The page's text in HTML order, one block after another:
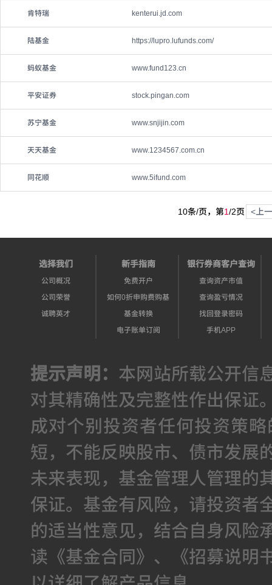
肯特瑞 kenterui.jd.com
陆基金 https://lupro.lufunds.com/
蚂蚁基金 www.fund123.cn
平安证券 stock.pingan.com
苏宁基金 www.snjijin.com
天天基金 www.1234567.com.cn
同花顺 www.5ifund.com
10条/页，第1/2页 <上
选择我们
公司概况
公司荣誉
诚聘英才
新手指南
免费开户
如何0折申购费购基
基金转换
电子账单订阅
银行券商客户查询
查询资产市值
查询盈亏情况
找回登录密码
手机APP
提示声明： 本网站所载公开信
对其精确性及完整性作出保证
成对个别投资者任何投资策
短，不能反映股市、债市发展
未来表现，基金管理人管理的
保证。基金有风险，请投资者
的适当性意见，结合自身风险
读《基金合同》、《招募说明